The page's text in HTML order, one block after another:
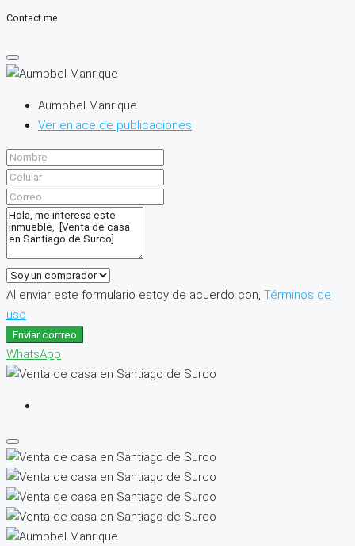
Contact me
Aumbbel Manrique
Ver enlace de publicaciones
Al enviar este formulario estoy de acuerdo con, Términos de
uso
Enviar corrreo
WhatsApp